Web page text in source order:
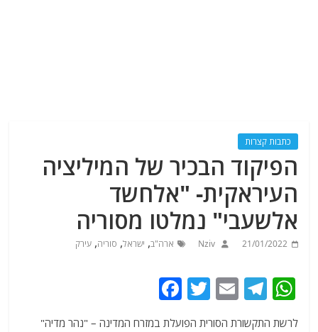
כתבות קצרות
הפיקוד הבכיר של המיליציה
העיראקית- "אלחשד
אלשעבי" נמלטו מסוריה
21/01/2022
Nziv ארה"ב, ישראל, סוריה,עירק
W
T
E
T
w
לרשת התקשורת הסורית הפועלת במזרח המדינה – "נהר מדיה"